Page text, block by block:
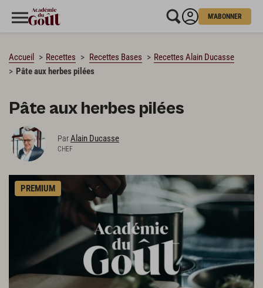
M'ABONNER
Accueil Recettes Recettes Bases
Recettes Alain Ducasse
Pâte aux herbes pilées
Pâte aux herbes pilées
ParAlain Ducasse
CHEF
PREMIUM
CHARGEMENT…